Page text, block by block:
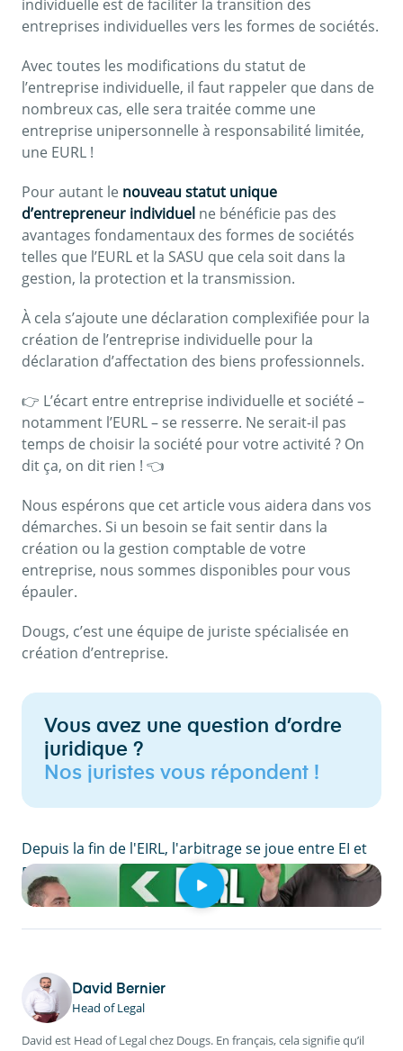
individuelle est de faciliter la transition des
entreprises individuelles vers les formes de sociétés.
Avec toutes les modifications du statut de
l’entreprise individuelle, il faut rappeler que dans de
nombreux cas, elle sera traitée comme une
entreprise unipersonnelle à responsabilité limitée,
une EURL !
Pour autant le nouveau statut unique
d’entrepreneur individuel ne bénéficie pas des
avantages fondamentaux des formes de sociétés
telles que l’EURL et la SASU que cela soit dans la
gestion, la protection et la transmission.
À cela s’ajoute une déclaration complexifiée pour la
création de l’entreprise individuelle pour la
déclaration d’affectation des biens professionnels.
👉 L’écart entre entreprise individuelle et société –
notamment l’EURL – se resserre. Ne serait-il pas
temps de choisir la société pour votre activité ? On
dit ça, on dit rien ! 👈
Nous espérons que cet article vous aidera dans vos
démarches. Si un besoin se fait sentir dans la
création ou la gestion comptable de votre
entreprise, nous sommes disponibles pour vous
épauler.
Dougs, c’est une équipe de juriste spécialisée en
création d’entreprise.
Vous avez une question d’ordre
juridique ?
Nos juristes vous répondent !
Depuis la fin de l'EIRL, l'arbitrage se joue entre EI et
EURL : cette vidéo compare les deux options.
David Bernier
Head of Legal
David est Head of Legal chez Dougs. En français, cela signifie qu’il